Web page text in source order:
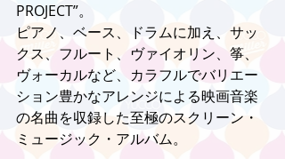
PROJECT”。
ピアノ、ベース、ドラムに加え、サッ
クス、フルート、ヴァイオリン、筝、
ヴォーカルなど、カラフルでバリエー
ション豊かなアレンジによる映画音楽
の名曲を収録した至極のスクリーン・
ミュージック・アルバム。